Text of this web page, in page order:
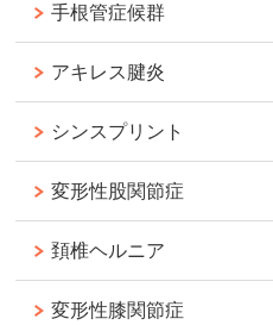
手根管症候群
アキレス腱炎
シンスプリント
変形性股関節症
頚椎ヘルニア
変形性膝関節症